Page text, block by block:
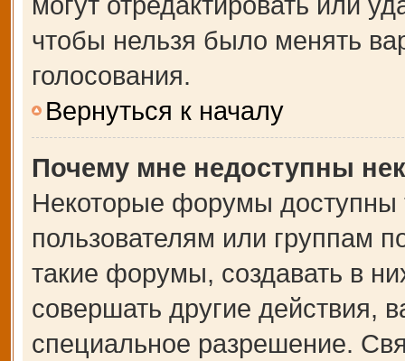
чтобы нельзя было менять
голосования.
Вернуться к началу
Почему мне недоступны
Некоторые форумы доступны
пользователям или группам
такие форумы, создавать в
совершать другие действия,
специальное разрешение.